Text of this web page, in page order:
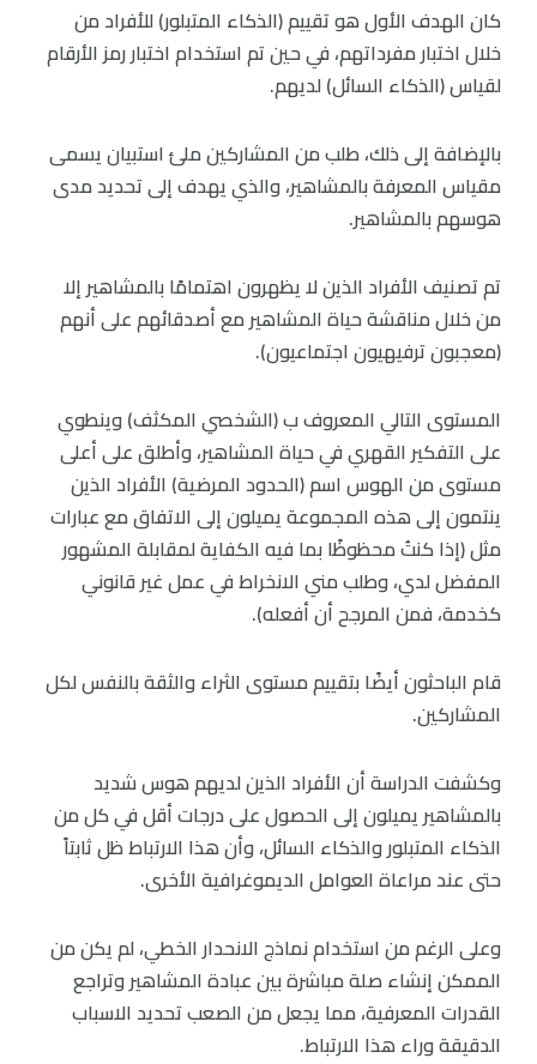
كان الهدف الأول هو تقييم (الذكاء المتبلور) للأفراد من
خلال اختبار مفرداتهم، في حين تم استخدام اختبار رمز الأرقام
لقياس (الذكاء السائل) لديهم.
بالإضافة إلى ذلك، طلب من المشاركين ملئ استبيان يسمى
مقياس المعرفة بالمشاهير، والذي يهدف إلى تحديد مدى
هوسهم بالمشاهير.
تم تصنيف الأفراد الذين لا يظهرون اهتمامًا بالمشاهير إلا
من خلال مناقشة حياة المشاهير مع أصدقائهم على أنهم
(معجبون ترفيهيون اجتماعيون).
المستوى التالي المعروف ب (الشخصي المكثف) وينطوي
على التفكير القهري في حياة المشاهير، وأطلق على أعلى
مستوى من الهوس اسم (الحدود المرضية) الأفراد الذين
ينتمون إلى هذه المجموعة يميلون إلى الاتفاق مع عبارات
مثل (إذا كنتُ محظوظًا بما فيه الكفاية لمقابلة المشهور
المفضل لدي، وطلب مني الانخراط في عمل غير قانوني
كخدمة، فمن المرجح أن أفعله).
قام الباحثون أيضًا بتقييم مستوى الثراء والثقة بالنفس لكل
المشاركين.
وكشفت الدراسة أن الأفراد الذين لديهم هوس شديد
بالمشاهير يميلون إلى الحصول على درجات أقل في كل من
الذكاء المتبلور والذكاء السائل، وأن هذا الارتباط ظل ثابتاً
حتى عند مراعاة العوامل الديموغرافية الأخرى.
وعلى الرغم من استخدام نماذج الانحدار الخطي، لم يكن من
الممكن إنشاء صلة مباشرة بين عبادة المشاهير وتراجع
القدرات المعرفية، مما يجعل من الصعب تحديد الاسباب
الدقيقة وراء هذا الارتباط.